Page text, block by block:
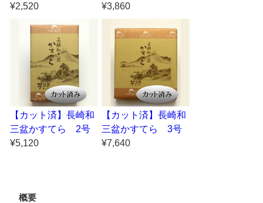
¥2,520
¥3,860
【カット済】長崎和
三盆かすてら 2号
¥5,120
【カット済】長崎和
三盆かすてら 3号
¥7,640
概要